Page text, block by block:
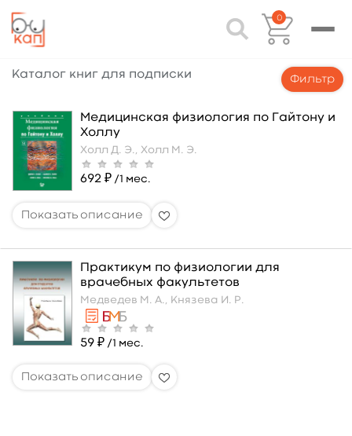
0
Каталог книг для подписки Фильтр
Медицинская физиология по Гайтону и
Холлу
Холл Д. Э., Холл М. Э.
692 ₽ /1 мес.
Практикум по физиологии для
врачебных факультетов
Медведев М. А., Князева И. Р.
59 ₽ /1 мес.